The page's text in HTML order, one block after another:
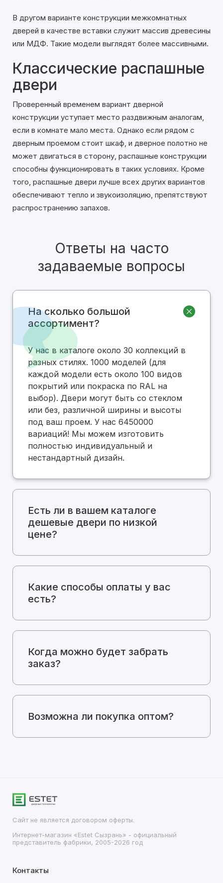
В другом варианте конструкции межкомнатных
дверей в качестве вставки служит массив древесины
или МДФ. Такие модели выглядят более массивными.
Классические распашные
двери
Проверенный временем вариант дверной
конструкции уступает место раздвижным аналогам,
если в комнате мало места. Однако если рядом с
дверным проемом стоит шкаф, и дверное полотно не
может двигаться в сторону, распашные конструкции
способны функционировать в таких условиях. Кроме
того, распашные двери лучше всех других вариантов
обеспечивают тепло и звукоизоляцию, препятствуют
распространению запахов.
Ответы на часто
задаваемые вопросы
На сколько большой
ассортимент?
У нас в каталоге около 30 коллекций в
разных стилях. 1000 моделей (для
каждой модели есть около 100 видов
покрытий или покраска по RAL на
выбор). Двери могут быть со стеклом
или без, различной ширины и высоты
под ваш проем. У нас 6450000
вариаций! Мы можем изготовить
полностью индивидуальный и
нестандартный дизайн.
Есть ли в вашем каталоге
дешевые двери по низкой
цене?
Какие способы оплаты у вас
есть?
Когда можно будет забрать
заказ?
Возможна ли покупка оптом?
Сайт не является договором оферты.
Интернет-магазин «Estet Сызрань» - официальный
представитель фабрики, 2005-2026 год
Контакты